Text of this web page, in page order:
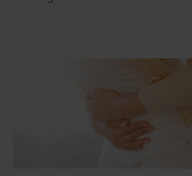
sexuell hälsa När stressnivåerna
sjunker kan även kroppens egen
balanseras. Hos män ökar
testosteronnivåerna Hos kvinnor
mjölksyrabakterier egentligen,